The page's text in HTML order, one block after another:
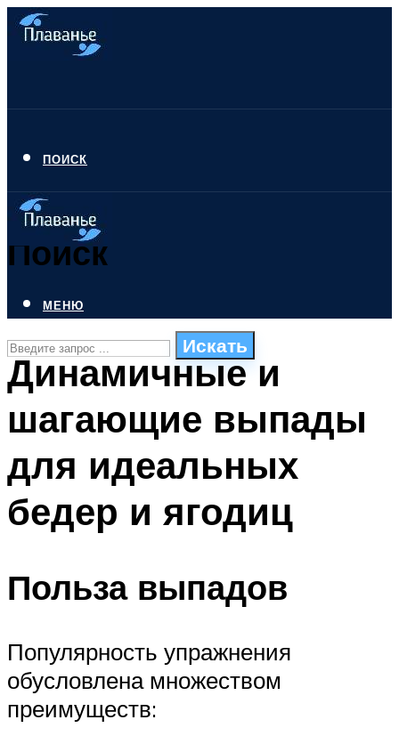
ПОИСК
Поиск
Искать
ПЛАВАНЬЕ ДЛЯ ДЕТЕЙ
БАССЕЙН ДЛЯ ДОМА
МЕНЮ
Динамичные и
шагающие выпады
для идеальных
бедер и ягодиц
Польза выпадов
Популярность упражнения
обусловлена множеством
преимуществ: